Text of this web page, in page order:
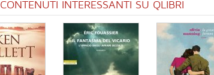
CONTENUTI INTERESSANTI SU QLIBRI